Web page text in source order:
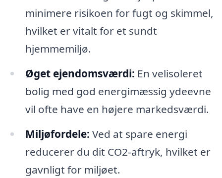
minimere risikoen for fugt og skimmel,
hvilket er vitalt for et sundt
hjemmemiljø.
Øget ejendomsværdi: En velisoleret
bolig med god energimæssig ydeevne
vil ofte have en højere markedsværdi.
Miljøfordele: Ved at spare energi
reducerer du dit CO2-aftryk, hvilket er
gavnligt for miljøet.